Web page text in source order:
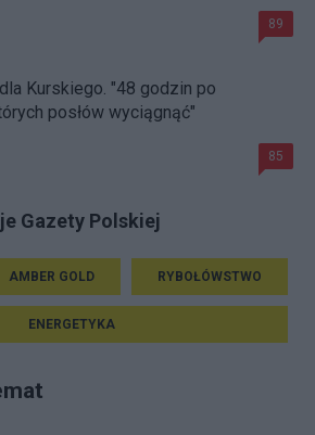
89
Kurskiego. "48 godzin po
posłów wyciągnąć"
85
Gazety Polskiej
AMBER GOLD RYBOŁÓWSTWO
ENERGETYKA